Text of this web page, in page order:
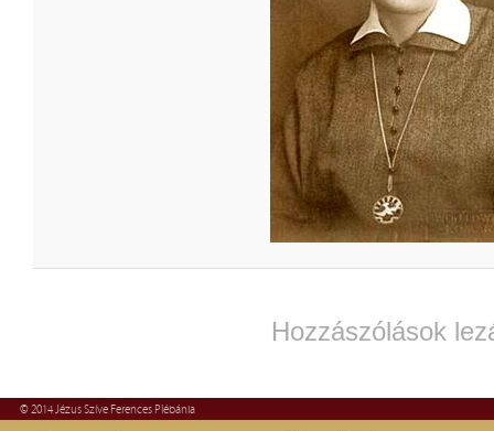
Hozzászólások
© 2014 Jézus Szíve Ferences Plébánia